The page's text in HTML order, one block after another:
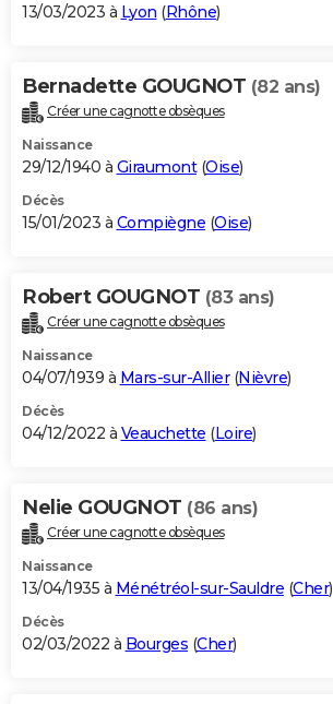
13/03/2023 à Lyon (Rhône)
Bernadette GOUGNOT (82 ans)
Créer une cagnotte obsèques
Naissance
29/12/1940 à Giraumont(Oise)
Décès
15/01/2023 à Compiègne (Oise)
Robert GOUGNOT (83 ans)
Créer une cagnotte obsèques
Naissance
04/07/1939 à Mars-sur-Allier(Nièvre)
Décès
04/12/2022 à Veauchette (Loire)
Nelie GOUGNOT (86 ans)
Créer une cagnotte obsèques
Naissance
13/04/1935 à Ménétréol-sur-Sauldre (Cher)
Décès
02/03/2022 à Bourges (Cher)